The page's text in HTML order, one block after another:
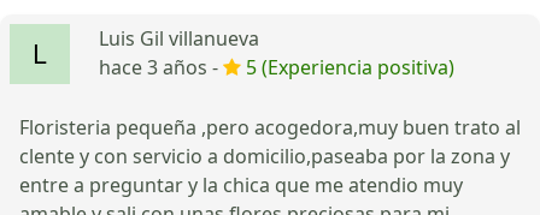
Luis Gil villanueva
hace 3 años -
5 (Experiencia positiva)
Floristeria pequeña ,pero acogedora,muy buen trato al
clente y con servicio a domicilio,paseaba por la zona y
entre a preguntar y la chica que me atendio muy